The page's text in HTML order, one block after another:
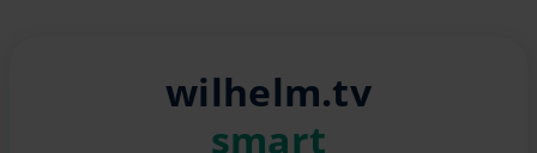
wilhelm.tv
smart